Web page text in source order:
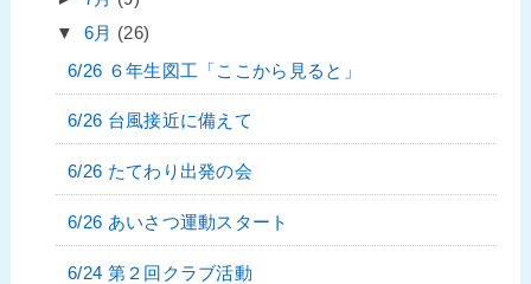
▼ 6月 (26)
6/26 ６年生図工「ここから見ると」
6/26 台風接近に備えて
6/26 たてわり出発の会
6/26 あいさつ運動スタート
6/24 第２回クラブ活動